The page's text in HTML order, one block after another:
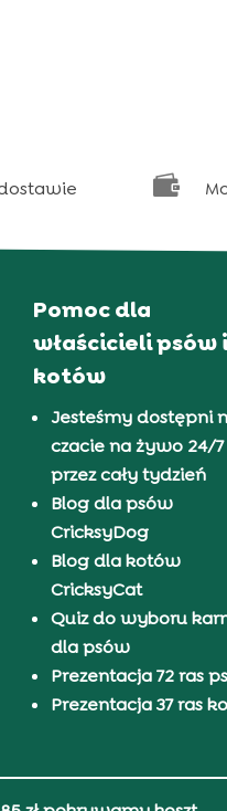

Pomoc dla
właścicieli psów
kotów
Jesteśmy dostępni
czacie na żywo 24/7
przez cały tydzień
Blog dla psów
CricksyDog
Blog dla kotów
CricksyCat
Quiz do wyboru
dla psów
Prezentacja 72 ras
Prezentacja 37 ras